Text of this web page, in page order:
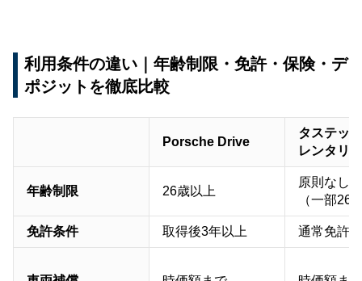
利用条件の違い｜年齢制限・免許・保険・デ
ポジットを徹底比較
Porsche Drive
タステッ
レンタリ
年齢制限 26歳以上
原則なし
（一部26
免許条件 取得後3年以上 通常免許